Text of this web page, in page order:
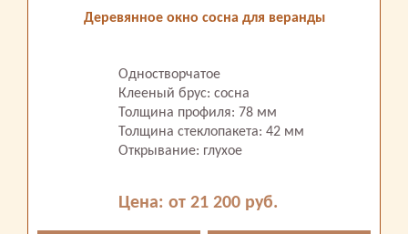
Деревянное окно сосна для веранды
Одностворчатое
Клееный брус: сосна
Толщина профиля: 78 мм
Толщина стеклопакета: 42 мм
Открывание: глухое
Цена: от 21 200 руб.